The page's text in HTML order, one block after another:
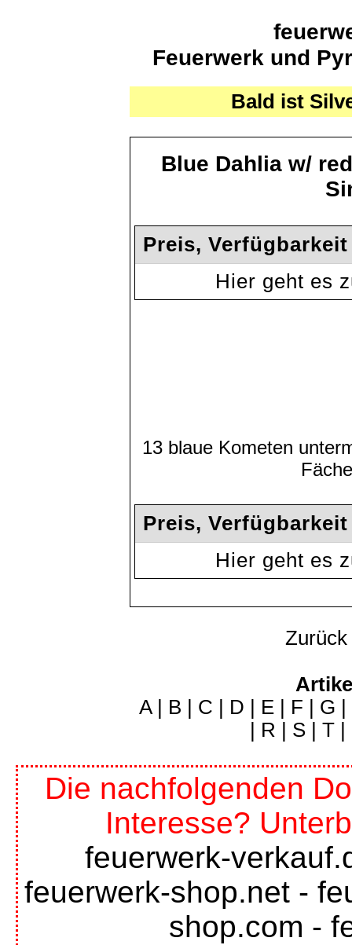
Feuerwerk und
Bald ist
Blue Dahlia w/
Preis,
Hier geht es
13 blaue Kometen
Preis,
Hier geht es
Zurück
A| B C D E| F G
R S| T|
Die nachfolgenden
Interesse?
feuerwerk-
feuerwerk-shop.net-
shop.com -